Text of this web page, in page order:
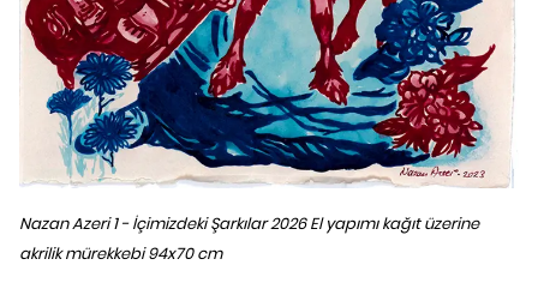
Nazan Azeri 1 - İçimizdeki Şarkılar 2026 El yapımı kağıt üzerine
akrilik mürekkebi 94x70 cm